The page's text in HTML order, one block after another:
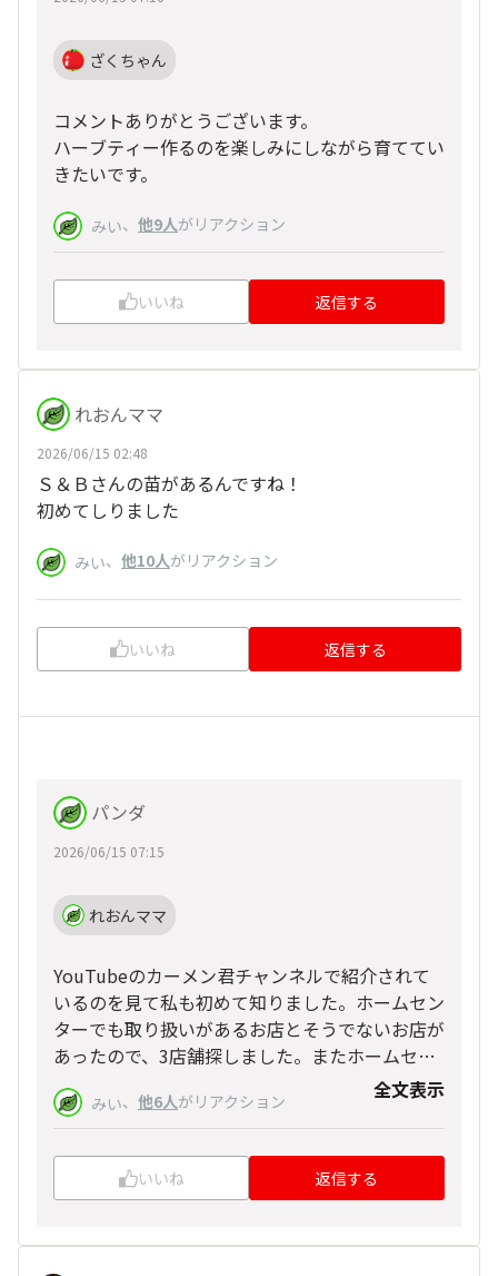
ざくちゃん
コメントありがとうございます。
ハーブティー作るのを楽しみにしながら育ててい
きたいです。
みい、 他9人がリアクション
いいね 返信する
れおんママ
2026/06/15 02:48
Ｓ＆Ｂさんの苗があるんですね！
初めてしりました
みい、 他10人がリアクション
いいね 返信する
パンダ
2026/06/15 07:15
れおんママ
YouTubeのカーメン君チャンネルで紹介されて
いるのを見て私も初めて知りました。ホームセン
ターでも取り扱いがあるお店とそうでないお店が
あったので、3店舗探しました。またホームセン
ターに行かれたら、苗売り場のぞいてみてくださ
いね。みい、 他6人がリアクション 全文表示
いいね 返信する